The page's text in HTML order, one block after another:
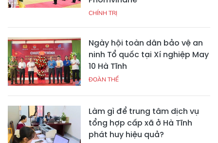
CHÍNH TRỊ
Ngày hội toàn dân bảo vệ an
ninh Tổ quốc tại Xí nghiệp May
10 Hà Tĩnh
ĐOÀN THỂ
Làm gì để trung tâm dịch vụ
tổng hợp cấp xã ở Hà Tĩnh
phát huy hiệu quả?